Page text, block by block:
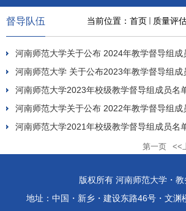
当前位置： 首页 质量评
督导队伍
河南师范大学关于公布 2024年教学督导组成
河南师范大学 关于公布2023年教学督导组成
河南师范大学2023年校级教学督导组成员名
河南师范大学关于公布 2022年教学督导组成
河南师范大学2021年校级教学督导组成员名
第一页 <<
版权所有 河南师范大学・教
地址：中国・新乡・建设东路46号・文渊